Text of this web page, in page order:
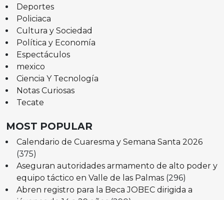
Deportes
Policiaca
Cultura y Sociedad
Política y Economía
Espectáculos
mexico
Ciencia Y Tecnología
Notas Curiosas
Tecate
MOST POPULAR
Calendario de Cuaresma y Semana Santa 2026
(375)
Aseguran autoridades armamento de alto poder y
equipo táctico en Valle de las Palmas (296)
Abren registro para la Beca JOBEC dirigida a